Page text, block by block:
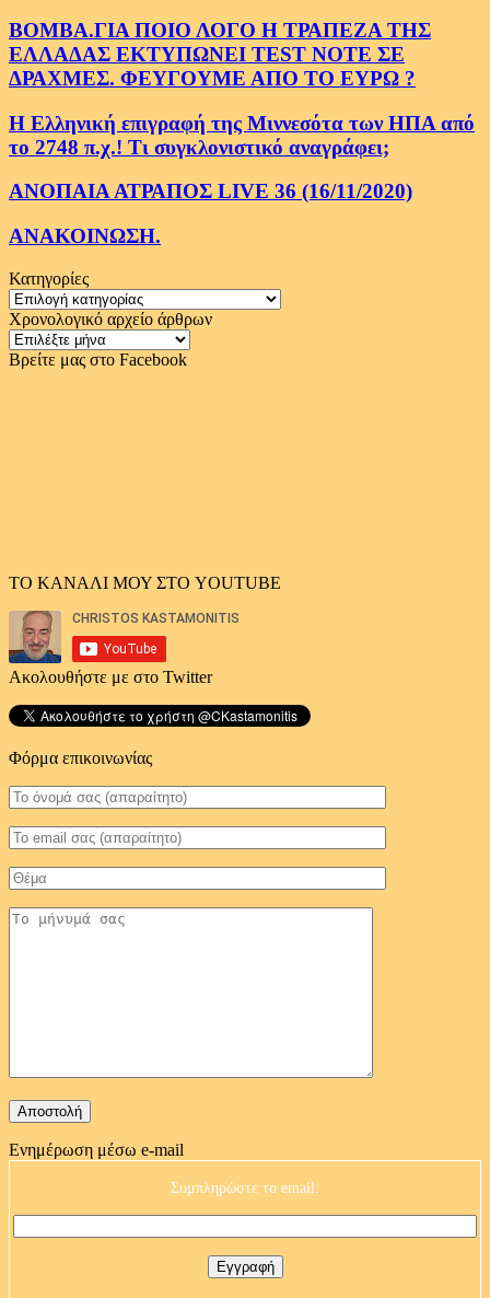
ΒΟΜΒΑ.ΓΙΑ ΠΟΙΟ ΛΟΓΟ Η ΤΡΑΠΕΖΑ ΤΗΣ
ΕΛΛΑΔΑΣ ΕΚΤΥΠΩΝΕΙ TEST NOTE ΣΕ
ΔΡΑΧΜΕΣ. ΦΕΥΓΟΥΜΕ ΑΠΟ ΤΟ ΕΥΡΩ ?
Η Ελληνική επιγραφή της Μιννεσότα των ΗΠΑ από
το 2748 π.χ.! Τι συγκλονιστικό αναγράφει;
ΑΝΟΠΑΙΑ ΑΤΡΑΠΟΣ LIVE 36 (16/11/2020)
ΑΝΑΚΟΙΝΩΣΗ.
Κατηγορίες
Κατηγορίες
Χρονολογικό αρχείο άρθρων
Χρονολογικό
αρχείο
Βρείτε μας στο Facebook
ΤΟ ΚΑΝΑΛΙ ΜΟΥ ΣΤΟ YOUTUBE
Ακολουθήστε με στο Twitter
Φόρμα επικοινωνίας
Ενημέρωση μέσω e-mail
Συμπληρώστε το email: